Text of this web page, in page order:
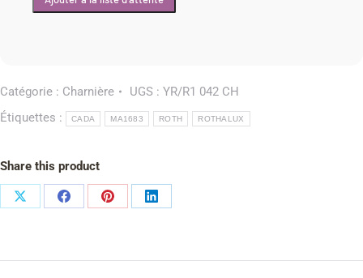
Catégorie : Charnière UGS : YR/R1 042 CH
Étiquettes :
CADA MA1683 ROTH ROTHALUX
Share this product